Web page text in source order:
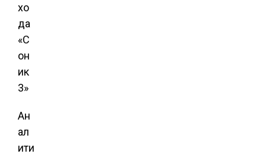
Ан
ал
ити